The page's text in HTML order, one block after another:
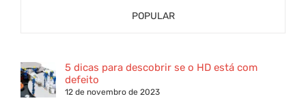
POPULAR
5 dicas para descobrir se o HD está com
defeito
12 de novembro de 2023